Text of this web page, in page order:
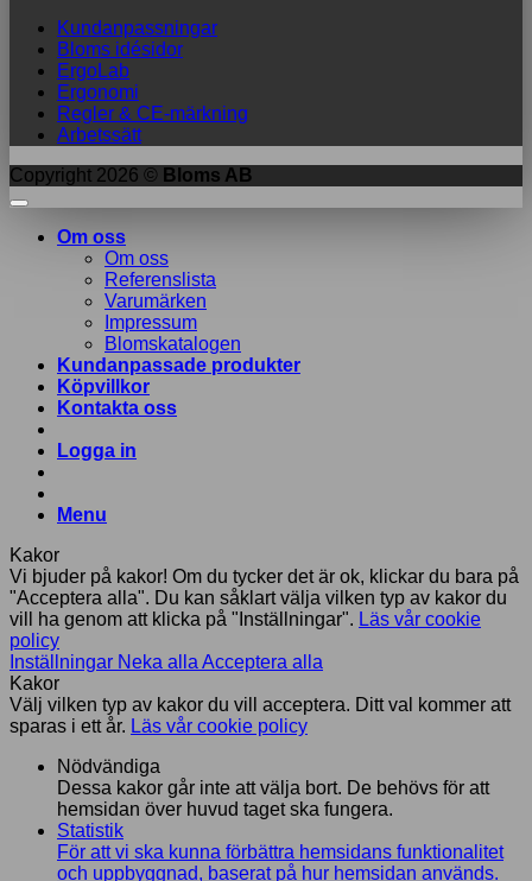
Kundanpassningar
Bloms idésidor
ErgoLab
Ergonomi
Regler & CE-märkning
Arbetssätt
Copyright 2026 © Bloms AB
Om oss
Om oss
Referenslista
Varumärken
Impressum
Blomskatalogen
Kundanpassade produkter
Köpvillkor
Kontakta oss
Logga in
Menu
Kakor
Vi bjuder på kakor! Om du tycker det är ok, klickar du bara på
"Acceptera alla". Du kan såklart välja vilken typ av kakor du
vill ha genom att klicka på "Inställningar". Läs vår cookie
policy
Inställningar Neka allaAcceptera alla
Kakor
Välj vilken typ av kakor du vill acceptera. Ditt val kommer att
sparas i ett år. Läs vår cookie policy
Nödvändiga
Dessa kakor går inte att välja bort. De behövs för att
hemsidan över huvud taget ska fungera.
Statistik
För att vi ska kunna förbättra hemsidans funktionalitet
och uppbyggnad, baserat på hur hemsidan används.